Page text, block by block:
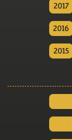
2017
2016
2015